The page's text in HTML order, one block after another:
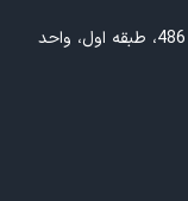
تهران، خیابان آزادی، نبش استاد معین، پلاک 486، طبقه اول، واحد